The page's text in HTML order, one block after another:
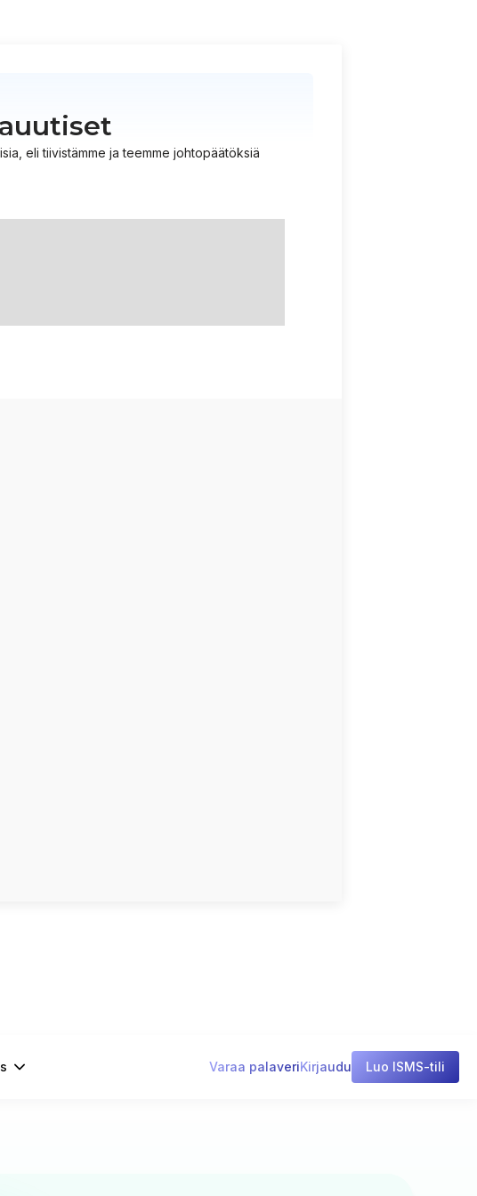
eli tiivistämme ja teemme johtopäätöksiä
Varaa palaveriKirjaudu Luo ISMS-tili